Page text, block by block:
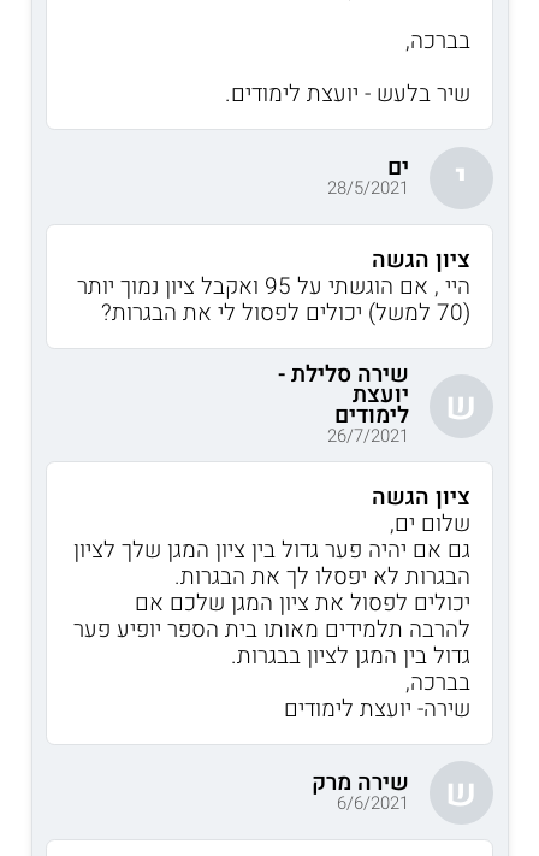
בברכה,
שיר בלעש - יועצת לימודים.
י ים
28/5/2021
ציון הגשה
היי , אם הוגשתי על 95 ואקבל ציון נמוך יותר
(70 למשל) יכולים לפסול לי את הבגרות?
ש
שירה סלילת -
יועצת
לימודים
26/7/2021
ציון הגשה
שלום ים,
גם אם יהיה פער גדול בין ציון המגן שלך לציון
הבגרות לא יפסלו לך את הבגרות.
יכולים לפסול את ציון המגן שלכם אם
להרבה תלמידים מאותו בית הספר יופיע פער
גדול בין המגן לציון בבגרות.
בברכה,
שירה- יועצת לימודים
ש שירה מרק
6/6/2021